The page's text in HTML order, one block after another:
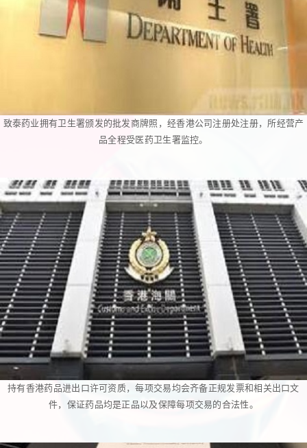
致泰药业拥有卫生署颁发的批发商牌照，经香港公司注册处注册，所经营产
品全程受医药卫生署监控。
持有香港药品进出口许可资质，每项交易均会齐备正规发票和相关出口文
件，保证药品均是正品以及保障每项交易的合法性。